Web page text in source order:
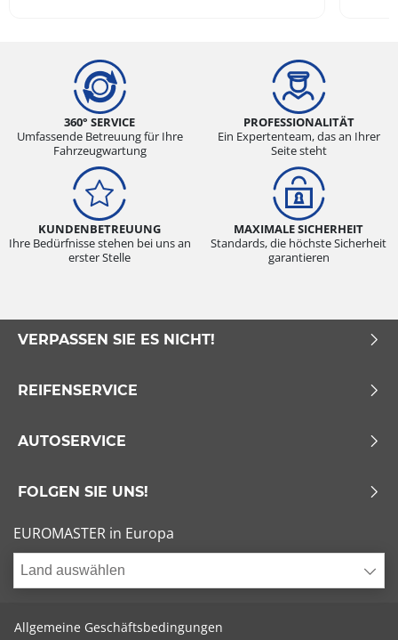
360° SERVICE
Umfassende Betreuung für Ihre
Fahrzeugwartung
PROFESSIONALITÄT
Ein Expertenteam, das an Ihrer
Seite steht
KUNDENBETREUUNG
Ihre Bedürfnisse stehen bei uns an
erster Stelle
MAXIMALE SICHERHEIT
Standards, die höchste Sicherheit
garantieren
VERPASSEN SIE ES NICHT!
REIFENSERVICE
AUTOSERVICE
FOLGEN SIE UNS!
EUROMASTER in Europa
Land auswählen
Allgemeine Geschäftsbedingungen